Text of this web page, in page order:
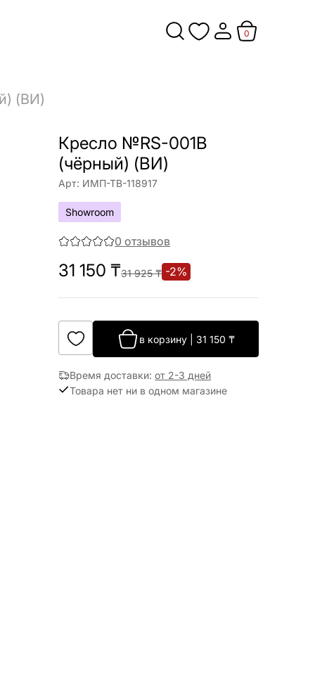
0
(ВИ)
Кресло №RS-001B
(чёрный) (ВИ)
Арт: ИМП-ТВ-118917
Showroom
0 отзывов
31 150 ₸31 925₸ -2%
в корзину 31 150 ₸
Время доставки:от 2-3 дней
Товара нет ни в одном магазине